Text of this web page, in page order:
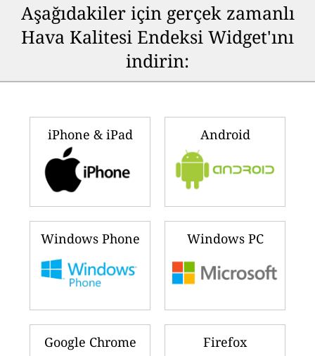
Aşağıdakiler için gerçek zamanlı
Hava Kalitesi Endeksi Widget'ını
indirin:
iPhone & iPad Android
Windows Phone Windows PC
Google Chrome Firefox